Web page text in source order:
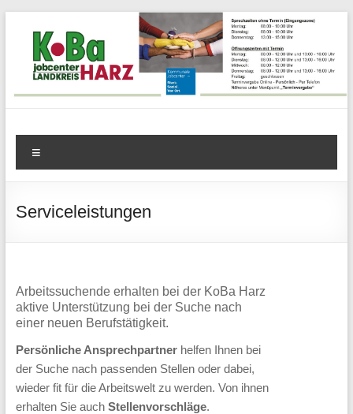
Inhalt
springen
KoBa
Harz
–
Jobcenter
Landkreis
Harz
Als
Serviceleistungen
Arbeitssuchende erhalten bei der KoBa Harz
aktive Unterstützung bei der Suche nach
einer neuen Berufstätigkeit.
Persönliche Ansprechpartnerhelfen Ihnen bei
der Suche nach passenden Stellen oder dabei,
wieder fit für die Arbeitswelt zu werden. Von ihnen
erhalten Sie auch Stellenvorschläge.